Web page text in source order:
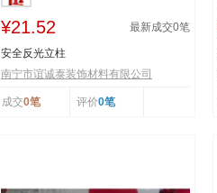
¥21.52 最新成交0笔
安全反光立柱
南宁市谊诚泰装饰材料有限公司
成交0笔 评价0笔